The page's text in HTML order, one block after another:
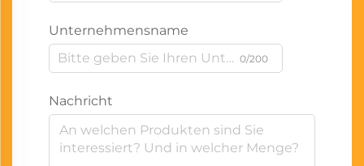
Unternehmensname
0/200
Nachricht